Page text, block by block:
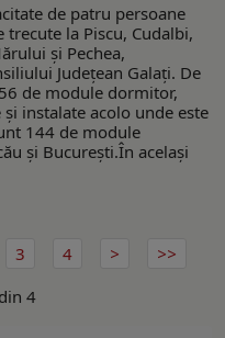
de patru persoane
la Piscu, Cudalbi,
și Pechea,
Județean Galați. De
de module dormitor,
instalate acolo unde este
144 de module
și București.În acelaşi
3
4
4